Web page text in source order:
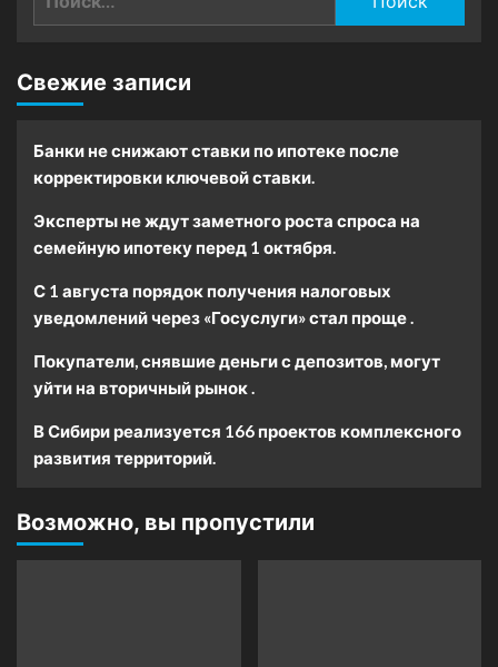
Свежие записи
Банки не снижают ставки по ипотеке после
корректировки ключевой ставки.
Эксперты не ждут заметного роста спроса на
семейную ипотеку перед 1 октября.
С 1 августа порядок получения налоговых
уведомлений через «Госуслуги» стал проще .
Покупатели, снявшие деньги с депозитов, могут
уйти на вторичный рынок .
В Сибири реализуется 166 проектов комплексного
развития территорий.
Возможно, вы пропустили